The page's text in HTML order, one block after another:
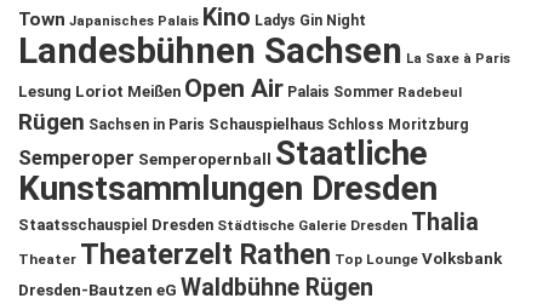
Town Japanisches Palais Kino Ladys Gin Night
Landesbühnen Sachsen La Saxe à Paris
Lesung Loriot Meißen Open Air Palais Sommer Radebeul
Rügen Sachsen in Paris Schauspielhaus Schloss Moritzburg
Semperoper Semperopernball
Staatliche
Kunstsammlungen Dresden
Staatsschauspiel Dresden Städtische Galerie Dresden Thalia
Theater Theaterzelt Rathen Top Lounge Volksbank
Dresden-Bautzen eG Waldbühne Rügen